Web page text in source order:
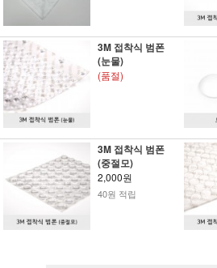
3M 접착식 범폰
(눈물)
(품절)
3M 접착식 범폰
(중절모)
2,000원
40원 적립